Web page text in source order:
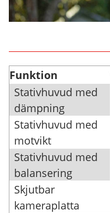
Funktion
Stativhuvud med
dämpning
Stativhuvud med
motvikt
Stativhuvud med
balansering
Skjutbar
kameraplatta